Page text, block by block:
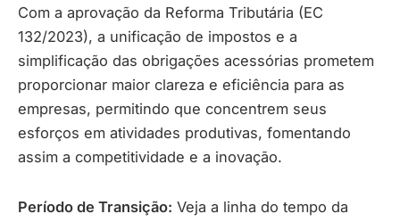
Com a aprovação da Reforma Tributária (EC
132/2023), a unificação de impostos e a
simplificação das obrigações acessórias prometem
proporcionar maior clareza e eficiência para as
empresas, permitindo que con centrem seus
esforços em atividades produtivas, fomentando
assim a competitividade e a inovação.
Período de Transição: Veja a linha do tempo da